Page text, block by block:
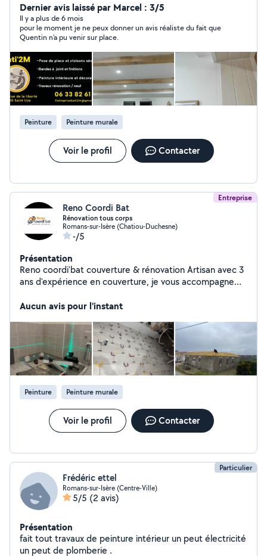
Dernier avis laissé par Marcel : 3/5
Il y a plus de 6 mois
pour le moment je ne peux donner un avis réaliste du fait que
Quentin n'a pu venir sur place.
Peinture Peinture murale
Voir le profil Contacter
Entreprise
Reno Coordi Bat
Rénovation tous corps
Romans-sur-Isère (Chatiou-Duchesne)
-/5
Présentation
Reno coordi'bat couverture & rénovation Artisan avec 3
ans d'expérience en couverture, je vous accompagne
Couverture / Toiture (spécialité) Rénovation et
Réfection d'étanchéité Pose de fenêtres de toit (type
Velux) Aménagement & rénovation intérieure
Aménagement de combles Création de cloisons /
plâtrerie Pose de sols (parquet, carrelage Peinture
intérieure et extérieure Un seul interlocuteur pour un
chantier bien organisé, travail sérieux et soigné. Devis
gratuit et conseils personnalisés.
Aucun avis pour l'instant
Peinture Peinture murale
Voir le profil Contacter
Particulier
Frédéric ettel
Romans-sur-Isère (Centre-Ville)
5/5 (2 avis)
Présentation
fait tout travaux de peinture intérieur un peut électricité
un peut de plomberie .